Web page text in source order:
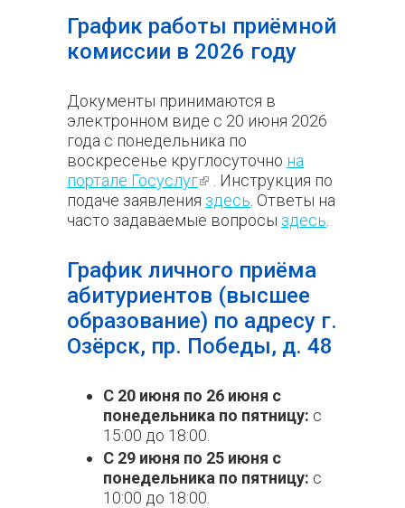
График работы приёмной
комиссии в 2026 году
Документы принимаются в
электронном виде с 20 июня 2026
года с понедельника по
воскресенье круглосуточно на
портале Госуслуг(внешняя ссылка)
. Инструкция по
подаче заявления здесь . Ответы на
часто задаваемые вопросы здесь
График личного приёма
абитуриентов (высшее
образование) по адресу г.
Озёрск, пр. Победы, д. 48
C 20 июня по 26 июня с
понедельника по пятницу: с
15:00 до 18:00.
С 29 июня по 25 июня с
понедельника по пятницу: с
10:00 до 18:00.